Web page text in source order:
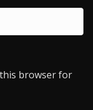
this browser for